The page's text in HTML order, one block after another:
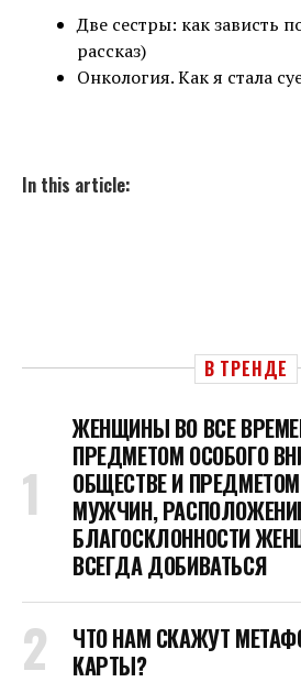
Две сестры: как зависть
рассказ)
Онкология. Как я стала
In this article:
В ТРЕНДЕ
ЖЕНЩИНЫ ВО ВСЕ
ПРЕДМЕТОМ ОСОБОГО
ОБЩЕСТВЕ И
МУЖЧИН,
БЛАГОСКЛОННОСТИ
ВСЕГДА ДОБИВАТЬСЯ
ЧТО НАМ СКАЖУТ
КАРТЫ?